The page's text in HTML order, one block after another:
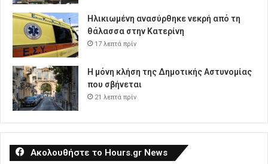
Ηλικιωμένη ανασύρθηκε νεκρή από τη
θάλασσα στην Κατερίνη
17 λεπτά πρίν
Η μόνη κλήση της Δημοτικής Αστυνομίας
που σβήνεται
21 λεπτά πρίν
Ακολουθήστε το Hours.gr News